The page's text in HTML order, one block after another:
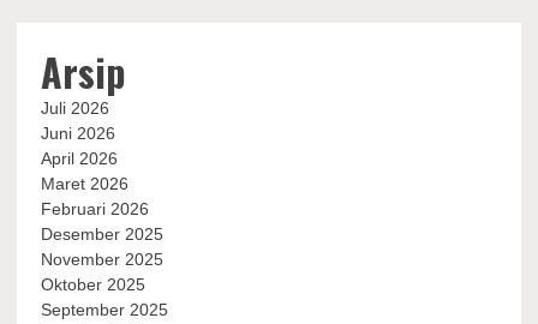
Arsip
Juli 2026
Juni 2026
April 2026
Maret 2026
Februari 2026
Desember 2025
November 2025
Oktober 2025
September 2025